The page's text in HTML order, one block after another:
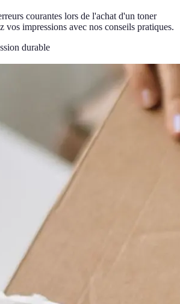
courantes lors de l'achat d'un toner
vos impressions avec nos conseils pratiques.
durable